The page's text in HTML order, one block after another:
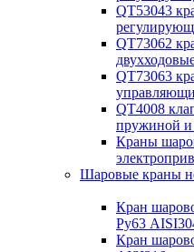
QT53043
QT73062
QT73063
QT4008
пружиной и
Краны
Шаровые краны
Кран
Ру63
Кран